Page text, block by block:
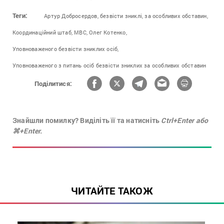
Теги: Артур Добросердов, безвісти зниклі, за особливих обставин,
Координаційний штаб, МВС, Олег Котенко,
Уповноваженого безвісти зниклих осіб,
Уповноваженого з питань осіб безвісти зниклих за особливих обставин
Поділитися:
Знайшли помилку? Виділіть її та натисніть Ctrl+Enter або
⌘+Enter.
ЧИТАЙТЕ ТАКОЖ